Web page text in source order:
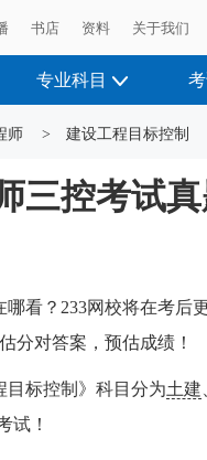
书店 资料 关于我们
专业科目
师 > 建设工程目标控制
三控考试
哪看？233网校将在考后
分对答案，预估成绩！
目标控制 》科目分为土建
试！